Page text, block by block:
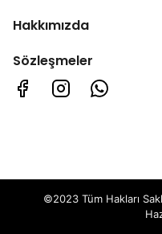
Hakkımızda
Sözleşmeler
©2023 Tüm Hakları